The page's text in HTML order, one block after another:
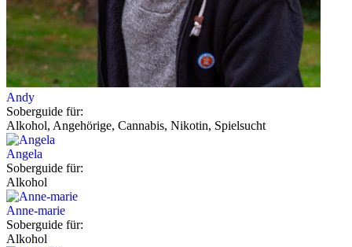
Andy
Soberguide für:
Alkohol, Angehörige, Cannabis, Nikotin, Spielsucht
Angela
Soberguide für:
Alkohol
Anne-marie
Soberguide für:
Alkohol